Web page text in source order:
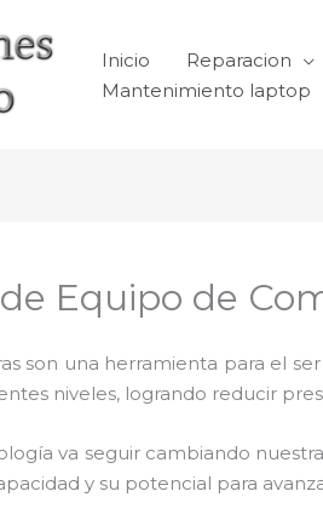
Inicio Reparacion
Mantenimiento laptop
Equipo de
son una herramienta para el
niveles, logrando reducir
va seguir cambiando
y su potencial para